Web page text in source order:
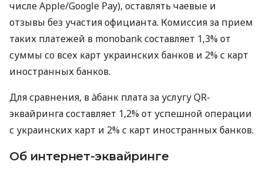
числе Apple/Google Pay), оставлять чаевые и
отзывы без участия официанта. Комиссия за прием
таких платежей в monobank составляет 1,3% от
суммы со всех карт украинских банков и 2% с карт
иностранных банков.
Для сравнения, в àбанк плата за услугу QR-
эквайринга составляет 1,2% от успешной операции
с украинских карт и 2% с карт иностранных банков.
Об интернет-эквайринге